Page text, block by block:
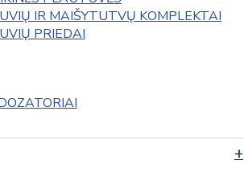
IR MAIŠYTUTVŲ KOMPLEKTAI
PRIEDAI